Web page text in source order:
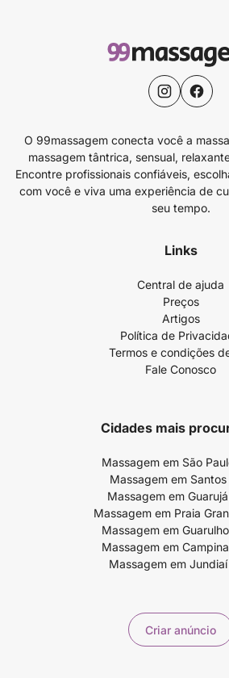
O 99massagem conecta você a
massagem tântrica, sensual,
Encontre profissionais confiáveis,
com você e viva uma experiência de
seu tempo.
Links
Central de ajuda
Preços
Artigos
Política de
Termos e condições
Fale Conosco
Cidades mais
Massagem em São
Massagem em Santos
Massagem em
Massagem em Praia
Massagem em
Massagem em
Massagem em
Criar anúncio